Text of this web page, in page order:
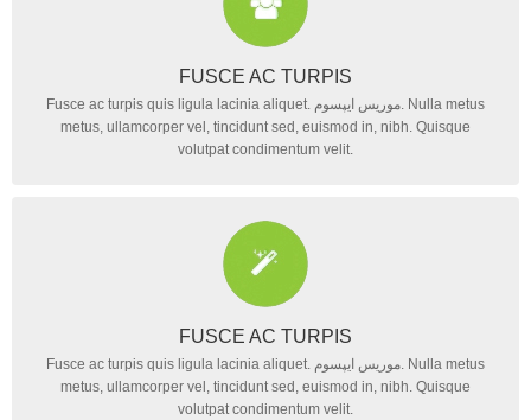
FUSCE AC TURPIS
Fusce ac turpis quis ligula lacinia aliquet. موریس ایپسوم. Nulla metus
metus, ullamcorper vel, tincidunt sed, euismod in, nibh. Quisque
volutpat condimentum velit.
FUSCE AC TURPIS
Fusce ac turpis quis ligula lacinia aliquet. موریس ایپسوم. Nulla metus
metus, ullamcorper vel, tincidunt sed, euismod in, nibh. Quisque
volutpat condimentum velit.